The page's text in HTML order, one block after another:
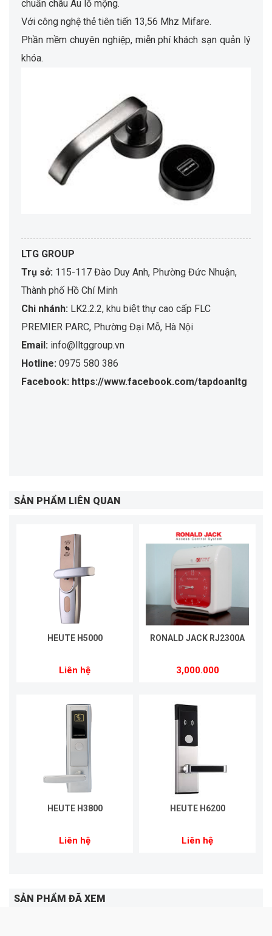
chuẩn châu Âu lỗ mộng.
Với công nghệ thẻ tiên tiến 13,56 Mhz Mifare.
Phần mềm chuyên nghiệp, miễn phí khách sạn quản lý
khóa.
LTG GROUP
Trụ sở: 115-117 Đào Duy Anh, Phường Đức Nhuận,
Thành phố Hồ Chí Minh
Chi nhánh: LK2.2.2, khu biệt thự cao cấp FLC
PREMIER PARC, Phường Đại Mỗ, Hà Nội
Email: info@lltggroup.vn
Hotline: 0975 580 386
Facebook: https://www.facebook.com/tapdoanltg
SẢN PHẨM LIÊN QUAN
HEUTE H5000
Liên hệ
RONALD JACK RJ2300A
3,000.000
HEUTE H3800
Liên hệ
HEUTE H6200
Liên hệ
SẢN PHẨM ĐÃ XEM